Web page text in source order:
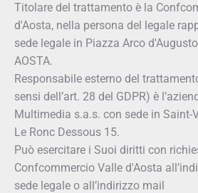
Titolare del trattamento è la
d'Aosta, nella persona del legale
sede legale in Piazza Arco
AOSTA.
Responsabile esterno del
sensi dell’art. 28 del GDPR) è
Multimedia s.a.s. con sede in Saint-
Le Ronc Dessous 15.
Può esercitare i Suoi diritti con
Confcommercio Valle d'Aosta
sede legale o all’indirizzo mail